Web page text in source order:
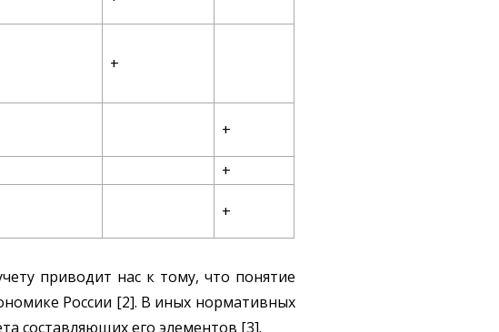
+
+
+
+
приводит нас к тому, что понятие
России [2]. В иных нормативных
составляющих его элементов [3].